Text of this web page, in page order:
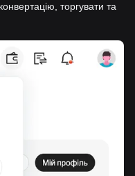
торгувати та